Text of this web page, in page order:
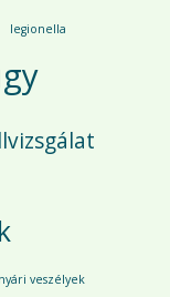
legionella
nyári veszélyek